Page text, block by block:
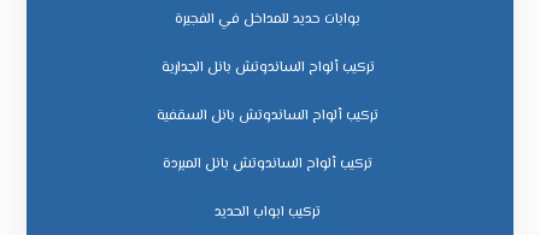
بوابات حديد للمداخل في الفجيرة
تركيب ألواح الساندوتش بانل الجدارية
تركيب ألواح الساندوتش بانل السقفية
تركيب ألواح الساندوتش بانل المبردة
تركيب ابواب الحديد